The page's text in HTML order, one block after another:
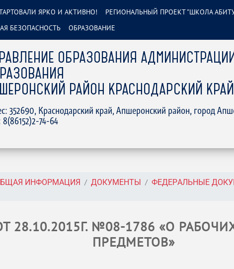
ОБРАЗОВАНИЯ
РАЙОН КРАСНОДАРСКИЙ КРАЙ
352690, Краснодарский край, Апшеронский район, город
8(86152)2-74-64
ЯРКО И АКТИВНО! РЕГИОНАЛЬНЫЙ ПРОЕКТ "ШКОЛА
БЕЗОПАСНОСТЬ ОБРАЗОВАНИЕ
ИНФОРМАЦИЯ ДОКУМЕНТЫ ФЕДЕРАЛЬНЫЕ
№08-1786 «О
ПРЕДМЕТОВ»